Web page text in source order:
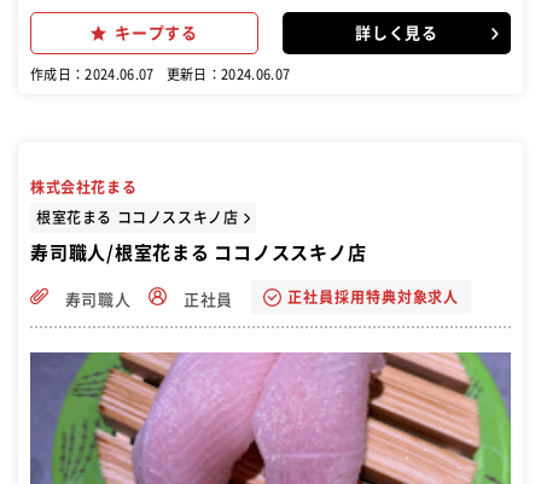
ど） ・仕入れ ・仕込み ・在庫管理 ・洗い物 など 店主はその技能が
認められ、厚生労働大臣より“現代の名工”を受賞した人物。 当店で働
限その良さを表現できるようなお料理を一緒につくっていきましょ
キープする 詳しく見る
作成日：2024.06.07 更新日：2024.06.07
株式会社花まる
根室花まる ココノススキノ店
寿司職人/根室花まる ココノススキノ店
寿司職人 正社員 正社員採用特典対象求人